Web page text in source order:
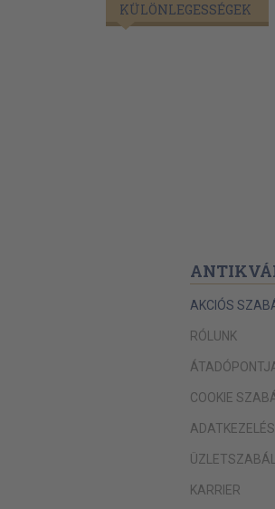
KÜLÖNLEGESSÉGEK
AKCIÓS
RÓLUNK
COOKIE
KARRIER